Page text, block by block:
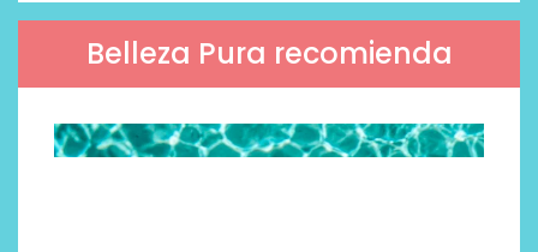
Belleza Pura recomienda